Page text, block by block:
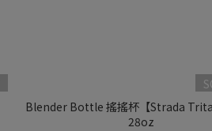
Blender Bottle 搖搖杯【Strada
28oz